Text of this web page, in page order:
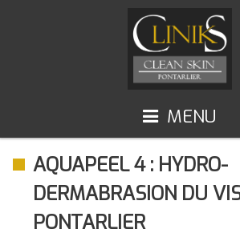
ACCUEIL
ACCÈS ET HORAIRES
MENU
AQUAPEEL 4 : HYDRO-
DERMABRASION DU
PONTARLIER